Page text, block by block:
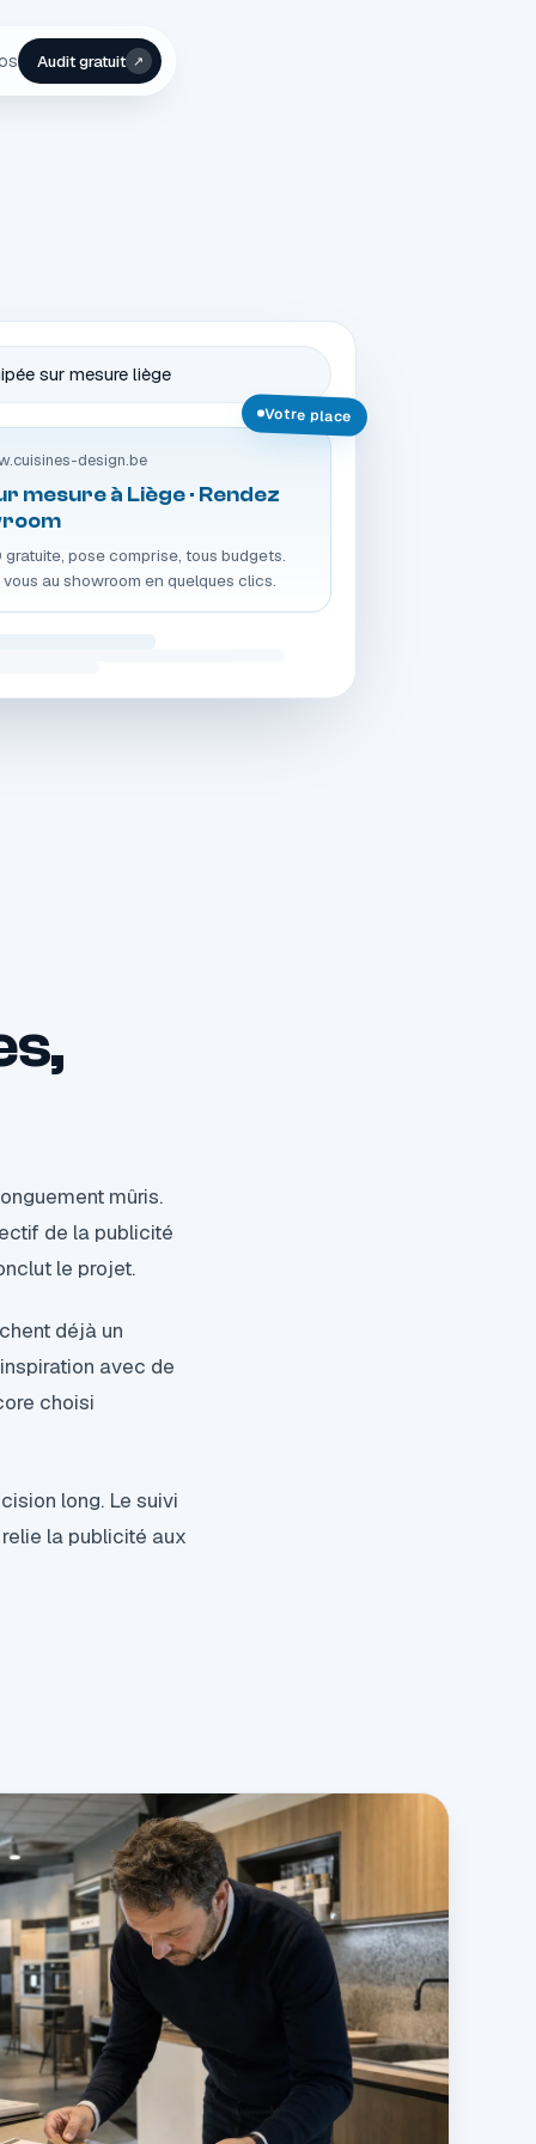
Audit gratuit ↗
sur mesure liège
design.be
mesure à Liège · Rendez
pose comprise, tous budgets.
au showroom en quelques clics.
Votre place
mûris.
de la publicité
le projet.
déjà un
avec de
choisi
long. Le suivi
la publicité aux